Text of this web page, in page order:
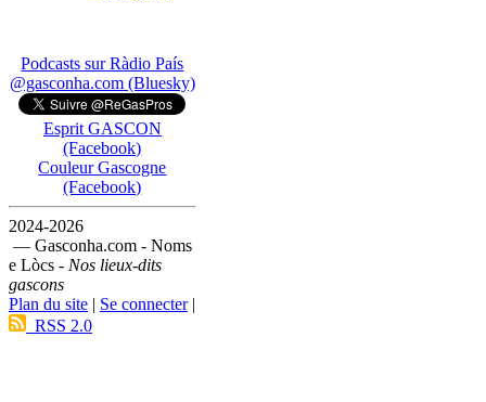
Podcasts sur Ràdio País
@gasconha.com (Bluesky)
Esprit GASCON
(Facebook)
Couleur Gascogne
(Facebook)
2024-2026
— Gasconha.com - Noms
e Lòcs - Nos lieux-dits
gascons
Plan du site | Se connecter|
RSS 2.0